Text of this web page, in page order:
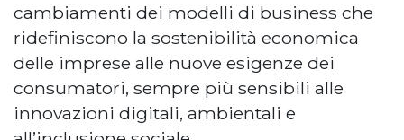
cambiamenti dei modelli di business che
ridefiniscono la sostenibilità economica
delle imprese alle nuove esigenze dei
consumatori, sempre più sensibili alle
innovazioni digitali, ambientali e